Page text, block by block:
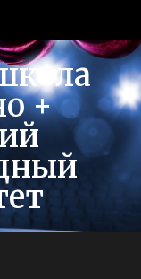
+